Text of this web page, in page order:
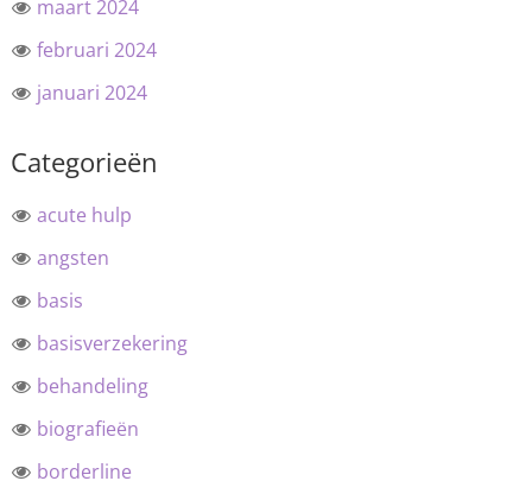
maart 2024
februari 2024
januari 2024
Categorieën
acute hulp
angsten
basis
basisverzekering
behandeling
biografieën
borderline